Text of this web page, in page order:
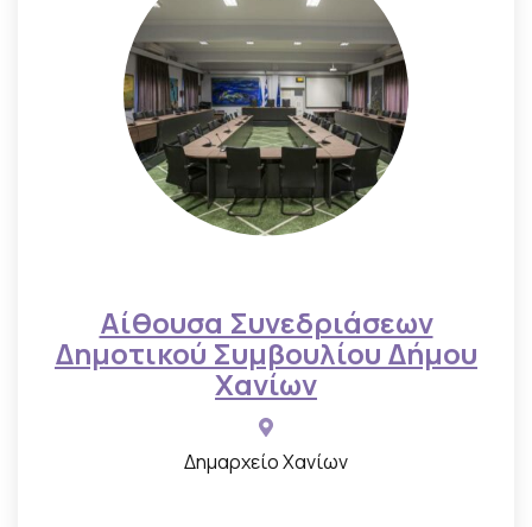
Αίθουσα Συνεδριάσεων
Δημοτικού Συμβουλίου Δήμου
Χανίων
Δημαρχείο Χανίων